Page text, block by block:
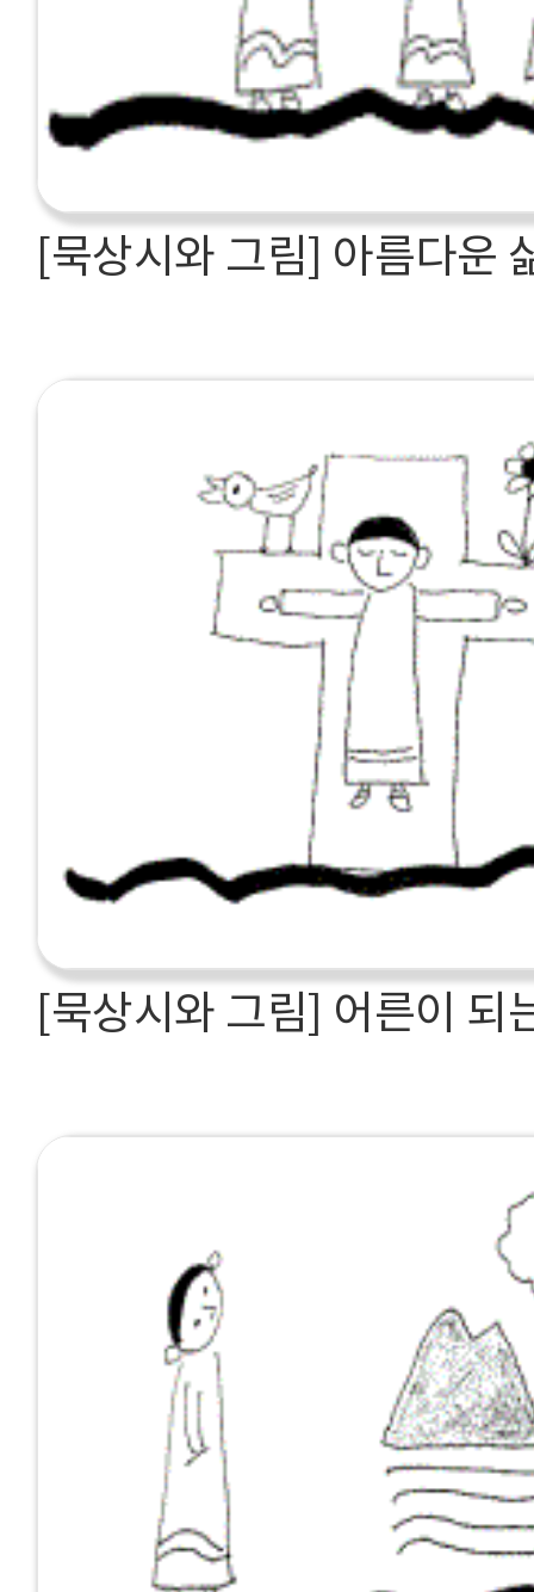
[묵상시와 그림] 아름다운
[묵상시와 그림] 어른이 되